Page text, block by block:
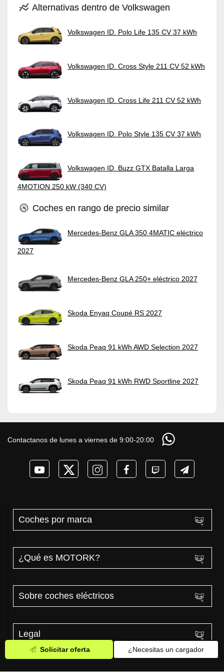
Solicitar oferta ¿Necesitas un cargador
Alternativas dentro de Volkswagen
Volkswagen ID. Polo Life 135 CV 37 kWh
Volkswagen ID. Cross Style 211 CV 52 kWh
Volkswagen ID. Cross Life 211 CV 52 kWh
Volkswagen ID. Polo Style 135 CV 37 kWh
Volkswagen ID. Buzz GTX Batalla Larga
4MOTION 250 kW (340 CV)
Coches en rango de precio similar
Mercedes-Benz GLA 350 4MATIC eléctrico
2027
Mercedes-Benz GLA 250+ eléctrico 2027
Skoda Enyaq Coupé RS 2027
Skoda Peaq 91 kWh AWD Selection 2027
Skoda Peaq 91 kWh RWD Sportline 2027
Contactanos de lunes a viernes de 9:00-20:00
Coches por marca
¿Qué es MOTORK?
Sobre coches eléctricos
Legal